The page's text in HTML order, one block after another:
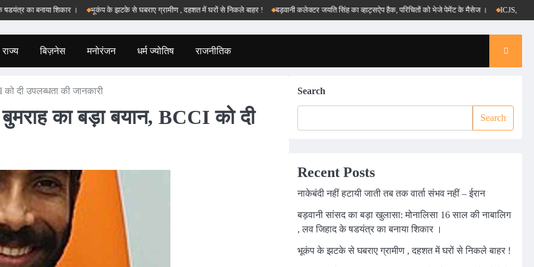
बनाया शिकार । भूकंप के झटके से घबराए ग्रामीण , दहशत में घरों से निकले बाहर ! बड़वानी कलेक्टर जयति सिंह का व्हाट्सऐप हैक, परिचितों को भेजे पेमेंट के मैसेज । ICJS, e-DAR और
राज्य बिज़नेस मनोरंजन धर्म ज्योतिष राजनीतिक
दी उपलब्धता की जानकारी
का बड़ा बयान, BCCI को दी
Search
Search
Recent Posts
नाकेबंदी नहीं हटायी जाती तब तक वार्ता संभव नहीं – ईरान
बड़वानी सांसद का बड़ा खुलासा: मोनालिसा 16 साल की नाबालिग
, लव जिहाद के षडयंत्र का बनाया शिकार ।
भूकंप के झटके से घबराए ग्रामीण , दहशत में घरों से निकले बाहर !